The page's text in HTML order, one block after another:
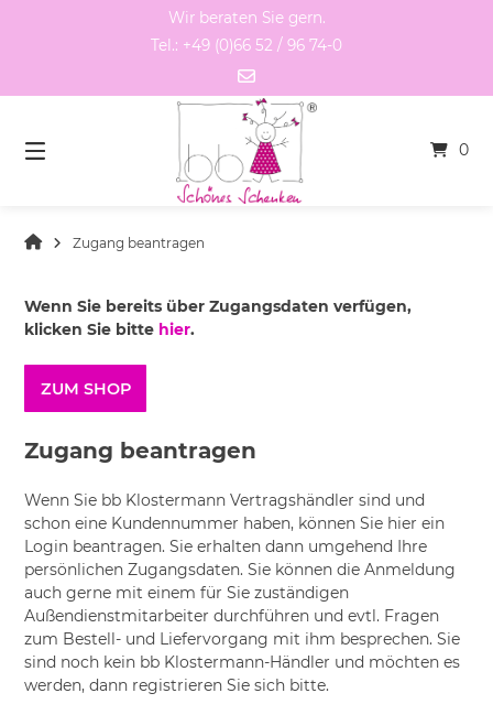
Wir beraten Sie gern.
Tel.: +49 (0)66 52 / 96 74-0
0
Zugang beantragen
Wenn Sie bereits über Zugangsdaten verfügen,
klicken Sie bitte hier.
ZUM SHOP
Zugang beantragen
Wenn Sie bb Klostermann Vertragshändler sind und
schon eine Kundennummer haben, können Sie hier ein
Login beantragen. Sie erhalten dann umgehend Ihre
persönlichen Zugangsdaten. Sie können die Anmeldung
auch gerne mit einem für Sie zuständigen
Außendienstmitarbeiter durchführen und evtl. Fragen
zum Bestell- und Liefervorgang mit ihm besprechen. Sie
sind noch kein bb Klostermann-Händler und möchten es
werden, dann registrieren Sie sich bitte.